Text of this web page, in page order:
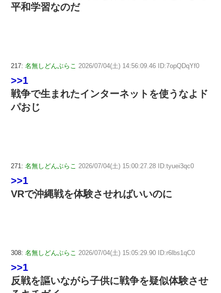
平和学習なのだ
217: 名無しどんぶらこ 2026/07/04(土) 14:56:09.46 ID:7opQDqYf0
>>1
戦争で生まれたインターネットを使うなよド
パおじ
271: 名無しどんぶらこ 2026/07/04(土) 15:00:27.28 ID:tyuei3qc0
>>1
VRで沖縄戦を体験させればいいのに
308: 名無しどんぶらこ 2026/07/04(土) 15:05:29.90 ID:r6lbs1qC0
>>1
反戦を謳いながら子供に戦争を疑似体験させ